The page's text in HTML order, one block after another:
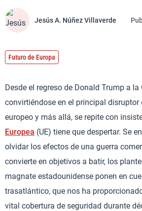
Jesús A. Núñez Villaverde
Futuro de Europa
Desde el regreso de Donald Trump a la
convirtiéndose en el principal disruptor
europeo y más allá, se repite con
Europea (UE) tiene que despertar. Se
olvidar los efectos de una guerra
convierte en objetivos a batir, los
magnate estadounidense ponen en
trasatlántico, que nos ha
vital cobertura de seguridad durante